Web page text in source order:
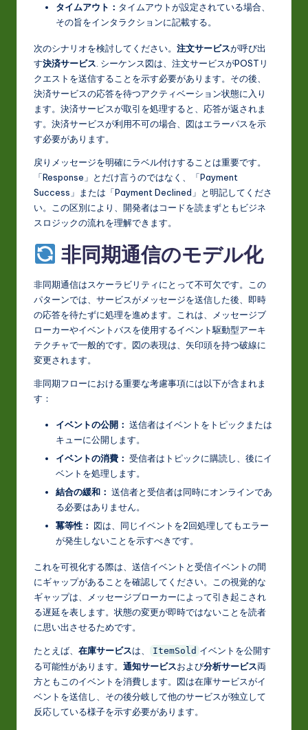
タイムアウト： タイムアウトが設定されている場合、
その旨をインタラクションに記載する。
次のシナリオを検討してください。 注文サービスが呼び出
す決済サービス . シーケンス図は、注文サービスがPOSTリ
クエストを送信することを示す必要があります。その後、
決済サービスの応答を待つアクティベーション状態に入り
ます。決済サービスが取引を処理すると、応答が返されま
す。決済サービスが利用不可の場合、図はエラーパスを示
す必要があります。
戻りメッセージを明確にラベル付けすることは重要です。
「Response」とだけ言うのではなく、「Payment
Success」または「Payment Declined」と明記してくださ
い。この区別により、開発者はコードを読まずともビジネ
スロジックの流れを理解できます。
非同期通信のモデル化
非同期通信はスケーラビリティにとって不可欠です。この
パターンでは、サービスがメッセージを送信した後、即時
の応答を待たずに処理を進めます。これは、メッセージブ
ローカーやイベントバスを使用するイベント駆動型アーキ
テクチャで一般的です。図の表現は、矢印頭を持つ破線に
変更されます。
非同期フローにおける重要な考慮事項には以下が含まれま
す：
イベントの公開： 送信者はイベントをトピックまたは
キューに公開します。
イベントの消費： 受信者はトピックに購読し、後にイ
ベントを処理します。
結合の緩和： 送信者と受信者は同時にオンラインであ
る必要はありません。
冪等性： 図は、同じイベントを2回処理してもエラー
が発生しないことを示すべきです。
これを可視化する際は、送信イベントと受信イベントの間
にギャップがあることを確認してください。この視覚的な
ギャップは、メッセージブローカーによって引き起こされ
る遅延を表します。状態の変更が即時ではないことを読者
に思い出させるためです。
たとえば、 在庫サービスは、 ItemSold イベントを公開す
る可能性があります。 通知サービスおよび分析サービス両
方ともこのイベントを消費します。図は在庫サービスがイ
ベントを送信し、その後分岐して他のサービスが独立して
反応している様子を示す必要があります。